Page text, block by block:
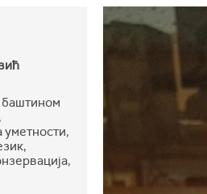
баштином
уметности,